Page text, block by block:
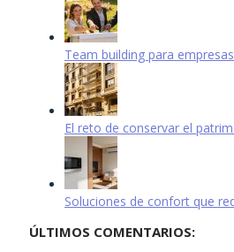
Team building para
El reto de conservar el
Soluciones de confort que
ÚLTIMOS COMENTARIOS: